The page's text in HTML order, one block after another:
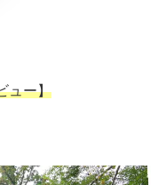
ュー】